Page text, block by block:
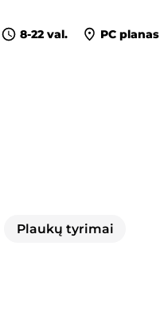
8-22 val. PC planas
Plaukų tyrimai